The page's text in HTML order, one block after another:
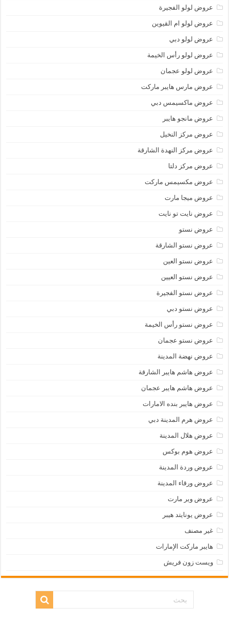
عروض لولو الفجيرة
عروض لولو ام القيوين
عروض لولو دبي
عروض لولو رأس الخيمة
عروض لولو عجمان
عروض مارس هايبر ماركت
عروض ماكسيمس دبي
عروض مانجو هايبر
عروض مركز النخيل
عروض مركز النهدة الشارقة
عروض مركز دلتا
عروض مكسيمس ماركت
عروض ميجا مارت
عروض نايت تو نايت
عروض نستو
عروض نستو الشارقة
عروض نستو العين
عروض نستو العيين
عروض نستو الفجيرة
عروض نستو دبي
عروض نستو رأس الخيمة
عروض نستو عجمان
عروض نهضة المدينة
عروض هاشم هايبر الشارقة
عروض هاشم هايبر عجمان
عروض هايبر بنده الامارات
عروض هرم المدينة دبي
عروض هلال المدينة
عروض هوم بوكس
عروض وردة المدينة
عروض ورقاء المدينة
عروض وير مارت
عروض يونايتد هيبر
غير مصنف
هايبر ماركت الإمارات
ويست زون فريش